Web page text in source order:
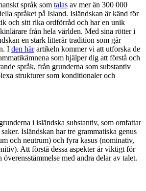
språk som talas av mer än 300 000
språket på Island. Isländskan är känd för
och sitt rika ordförråd och har en unik
från hela världen. Med sina rötter i
en stark litterär tradition som går
I den härartikeln kommer vi att utforska de
som hjälper dig att förstå och
språk, från grunderna som substantiv
strukturer som konditionaler och
i isländska substantiv, som omfattar
Isländskan har tre grammatiska genus
och neutrum) och fyra kasus (nominativ,
Att förstå dessa aspekter är viktigt för
överensstämmelse med andra delar av talet.